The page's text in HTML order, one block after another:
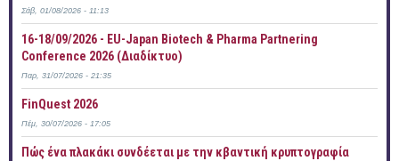
Σάβ, 01/08/2026 - 11:13
16-18/09/2026 - EU-Japan Biotech & Pharma Partnering
Conference 2026 (Διαδίκτυο)
Παρ, 31/07/2026 - 21:35
FinQuest 2026
Πέμ, 30/07/2026 - 17:05
Πώς ένα πλακάκι συνδέεται με την κβαντική κρυπτογραφία